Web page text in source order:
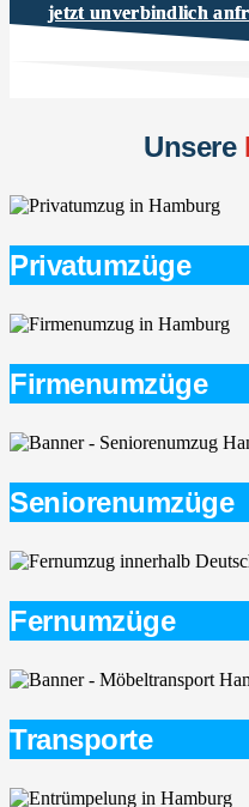
jetzt unverbindlich
Unsere
Privatumzüge
Firmenumzüge
Seniorenumzüge
Fernumzüge
Transporte